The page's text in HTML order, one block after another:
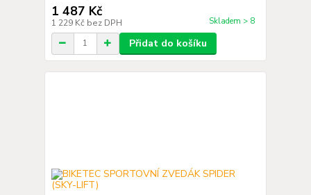
1 487 Kč
1 229 Kč bez DPH Skladem > 8
Přidat do košíku